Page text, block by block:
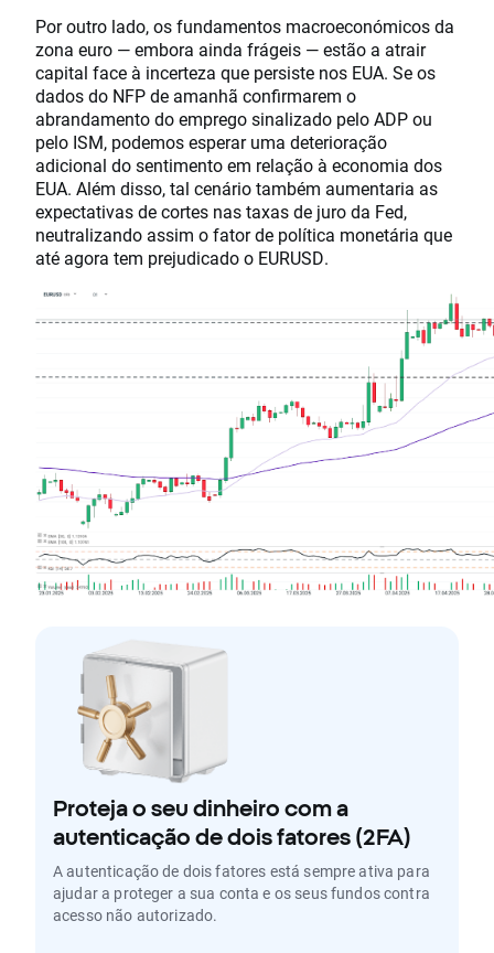
Por outro lado, os fundamentos macroeconómicos da
zona euro — embora ainda frágeis — estão a atrair
capital face à incerteza que persiste nos EUA. Se os
dados do NFP de amanhã confirmarem o
abrandamento do emprego sinalizado pelo ADP ou
pelo ISM, podemos esperar uma deterioração
adicional do sentimento em relação à economia dos
EUA. Além disso, tal cenário também aumentaria as
expectativas de cortes nas taxas de juro da Fed,
neutralizando assim o fator de política monetária que
até agora tem prejudicado o EURUSD.
Proteja o seu dinheiro com a
autenticação de dois fatores (2FA)
A autenticação de dois fatores está sempre ativa para
ajudar a proteger a sua conta e os seus fundos contra
acesso não autorizado.